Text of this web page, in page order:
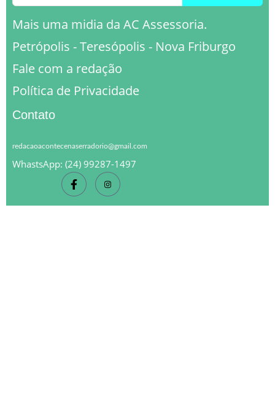
Mais uma midia da AC Assessoria.
Petrópolis - Teresópolis - Nova Friburgo
Fale com a redação
Política de Privacidade
Contato
redacaoacontecenaserradorio@gmail.com
WhastsApp: (24) 99287-1497